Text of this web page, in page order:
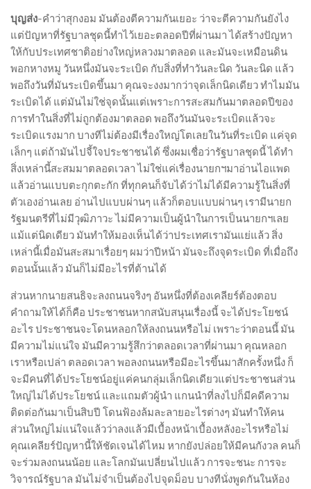
บุญส่ง-คำว่าสุกงอม มันต้องตีความกันเยอะ ว่าจะตีความกันยังไง
แต่ปัญหาที่รัฐบาลชุดนี้ทำไว้เยอะตลอดปีที่ผ่านมา ได้สร้างปัญหา
ให้กับประเทศชาติอย่างใหญ่หลวงมาตลอด และมันจะเหมือนดิน
พอกหางหมู วันหนึ่งมันจะระเบิด กับสิ่งที่ทำวันละนิด วันละนิด แล้ว
พอถึงวันที่มันระเบิดขึ้นมา คุณจะงงมากว่าจุดเล็กนิดเดียว ทำไมมัน
ระเบิดได้ แต่มันไม่ใช่จุดนั้นแต่เพราะการสะสมกันมาตลอดปีของ
การทำในสิ่งที่ไม่ถูกต้องมาตลอด พอถึงวันมันจะระเบิดแล้วจะ
ระเบิดแรงมาก บางทีไม่ต้องมีเรื่องใหญ่โตเลยในวันที่ระเบิด แค่จุด
เล็กๆ แต่ถ้ามันไปจี้ใจประชาชนได้ ซึ่งผมเชื่อว่ารัฐบาลชุดนี้ ได้ทำ
สิ่งเหล่านี้สะสมมาตลอดเวลา ไม่ใช่แค่เรื่องนายกฯมาอ่านไอแพด
แล้วอ่านแบบตะกุกตะกัก ที่ทุกคนก็จับได้ว่าไม่ได้มีความรู้ในสิ่งที่
ตัวเองอ่านเลย อ่านไปแบบผ่านๆ แล้วก็ตอบแบบผ่านๆ เรามีนายก
รัฐมนตรีที่ไม่มีวุฒิภาวะ ไม่มีความเป็นผู้นำในการเป็นนายกฯเลย
แม้แต่นิดเดียว มันทำให้มองเห็นได้ว่าประเทศเรามันแย่แล้ว สิ่ง
เหล่านี้เมื่อมันสะสมาเรื่อยๆ ผมว่าปีหน้า มันจะถึงจุดระเบิด ที่เมื่อถึง
ตอนนั้นแล้ว มันก็ไม่มีอะไรที่ต้านได้
ส่วนหากนายสนธิจะลงถนนจริงๆ อันหนึ่งที่ต้องเคลียร์ต้องตอบ
คำถามให้ได้ก็คือ ประชาชนหากสนับสนุนเรื่องนี้ จะได้ประโยชน์
อะไร ประชาชนจะโดนหลอกให้ลงถนนหรือไม่ เพราะว่าตอนนี้ มัน
มีความไม่แน่ใจ มันมีความรู้สึกว่าตลอดเวลาที่ผ่านมา คุณหลอก
เราหรือเปล่า ตลอดเวลา พอลงถนนหรือมีอะไรขึ้นมาสักครั้งหนึ่ง ก็
จะมีคนที่ได้ประโยชน์อยู่แค่คนกลุ่มเล็กนิดเดียวแต่ประชาชนส่วน
ใหญ่ไม่ได้ประโยชน์ และแถมตัวผู้นำ แกนนำที่ลงไปก็มีคดีความ
ติดต่อกันมาเป็นสิบปี โดนฟ้องล้มละลายอะไรต่างๆ มันทำให้คน
ส่วนใหญ่ไม่แน่ใจแล้วว่าลงแล้วมีเบื้องหน้าเบื้องหลังอะไรหรือไม่
คุณเคลียร์ปัญหานี้ให้ชัดเจนได้ไหม หากยังปล่อยให้มีคนกังวล คนก็
จะร่วมลงถนนน้อย และโลกมันเปลี่ยนไปแล้ว การจะชนะ การจะ
วิจารณ์รัฐบาล มันไม่จำเป็นต้องไปจุดม็อบ บางทีนั่งพูดกันในห้อง